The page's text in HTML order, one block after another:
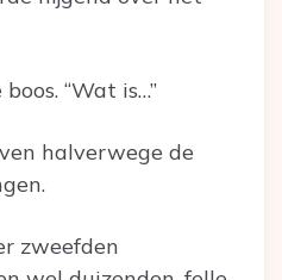
“Wat is…”
halverwege de
zweefden